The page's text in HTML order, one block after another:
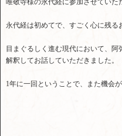
唯敬寺様の永代経に参加させていた
永代経は初めてで、すごく心に残る
目まぐるしく進む現代において、阿
解釈してお話していただきました。
1年に一回ということで、また機会